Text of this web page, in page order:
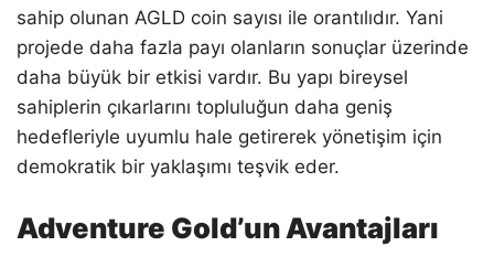
sahip olunan AGLD coin sayısı ile orantılıdır. Yani
projede daha fazla payı olanların sonuçlar üzerinde
daha büyük bir etkisi vardır. Bu yapı bireysel
sahiplerin çıkarlarını topluluğun daha geniş
hedefleriyle uyumlu hale getirerek yönetişim için
demokratik bir yaklaşımı teşvik eder.
Adventure Gold’un Avantajları